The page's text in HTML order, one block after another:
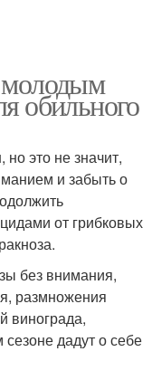
молодым
обильного
это не значит,
и забыть о
от грибковых
без внимания,
размножения
винограда,
дадут о себе